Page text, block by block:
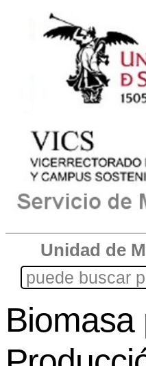
Unidad de
Biomasa